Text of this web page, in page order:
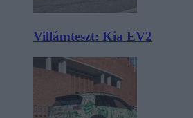
Villámteszt: Kia EV2